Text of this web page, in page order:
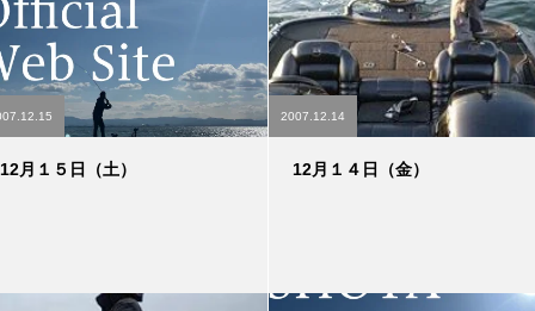
12月１５日（土）
2007.12.14
12月１４日（金）